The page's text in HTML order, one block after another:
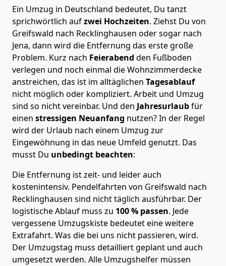
Ein Umzug in Deutschland bedeutet, Du tanzt
sprichwörtlich aufzwei Hochzeiten. Ziehst Du von
Greifswald nach Recklinghausen oder sogar nach
Jena, dann wird die Entfernung das erste große
Problem. Kurz nach Feierabend den Fußboden
verlegen und noch einmal die Wohnzimmerdecke
anstreichen, das ist im alltäglichen Tagesablauf
nicht möglich oder kompliziert. Arbeit und Umzug
sind so nicht vereinbar. Und den Jahresurlaubfür
einen stressigen Neuanfang nutzen? In der Regel
wird der Urlaub nach einem Umzug zur
Eingewöhnung in das neue Umfeld genutzt. Das
musst Du unbedingt beachten:
Die Entfernung ist zeit- und leider auch
kostenintensiv. Pendelfahrten von Greifswald nach
Recklinghausen sind nicht täglich ausführbar. Der
logistische Ablauf muss zu 100 % passen. Jede
vergessene Umzugskiste bedeutet eine weitere
Extrafahrt. Was die bei uns nicht passieren, wird.
Der Umzugstag muss detailliert geplant und auch
umgesetzt werden. Alle Umzugshelfer müssen